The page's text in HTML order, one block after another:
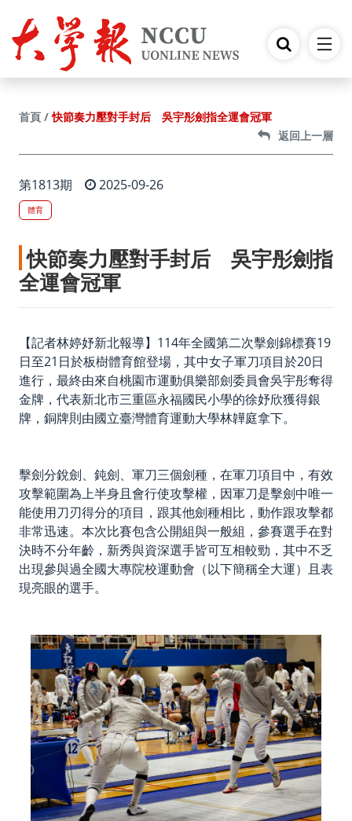
首頁
快節奏力壓對手封后 吳宇彤劍指全運會冠軍
返回上一層
第1813期 2025-09-26
體育
快節奏力壓對手封后 吳宇彤劍指
全運會冠軍
【記者林婷妤新北報導】114年全國第二次擊劍錦標賽19
日至21日於板樹體育館登場，其中女子軍刀項目於20日
進行，最終由來自桃園市運動俱樂部劍委員會吳宇彤奪得
金牌，代表新北市三重區永福國民小學的徐妤欣獲得銀
牌，銅牌則由國立臺灣體育運動大學林韡庭拿下。
擊劍分銳劍、鈍劍、軍刀三個劍種，在軍刀項目中，有效
攻擊範圍為上半身且會行使攻擊權，因軍刀是擊劍中唯一
能使用刀刃得分的項目，跟其他劍種相比，動作跟攻擊都
非常迅速。本次比賽包含公開組與一般組，參賽選手在對
決時不分年齡，新秀與資深選手皆可互相較勁，其中不乏
出現參與過全國大專院校運動會（以下簡稱全大運）且表
現亮眼的選手。